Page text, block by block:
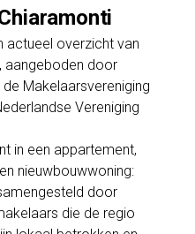
actueel overzicht van
aangeboden door
Makelaarsvereniging
Vereniging
in een appartement,
nieuwbouwwoning:
door
die de regio